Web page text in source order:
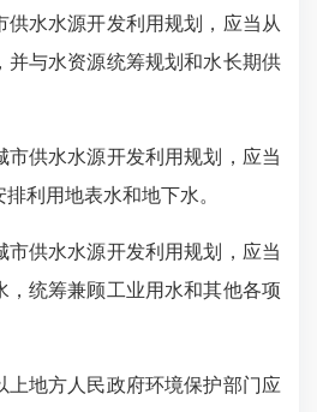
水源开发利用规划，应当从
并与水资源统筹规划和水长期供
水水源开发利用规划，应当
利用地表水和地下水。
水水源开发利用规划，应当
，统筹兼顾工业用水和其他各项
方人民政府环境保护部门应